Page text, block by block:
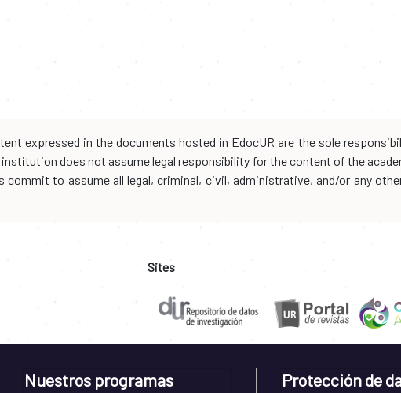
expressed in the documents hosted in EdocUR are the sole
does not assume legal responsibility for the content of the
commit to assume all legal, criminal, civil, administrative, and/or any
Sites
Nuestros programas Protección de